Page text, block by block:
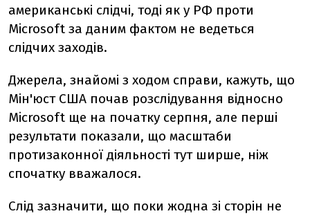
американські слідчі, тоді як у РФ проти
Microsoft за даним фактом не ведеться
слідчих заходів.
Джерела, знайомі з ходом справи, кажуть, що
Мін'юст США почав розслідування відносно
Microsoft ще на початку серпня, але перші
результати показали, що масштаби
протизаконної діяльності тут ширше, ніж
спочатку вважалося.
Слід зазначити, що поки жодна зі сторін не